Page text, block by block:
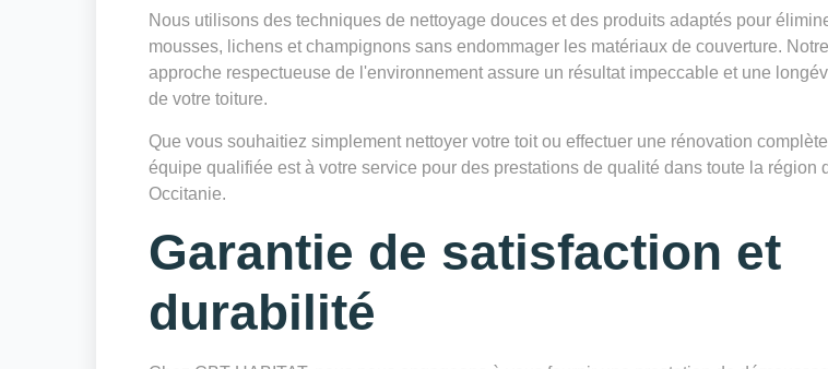
Nous utilisons des techniques de nettoyage douces et des produits adaptés pour
mousses, lichens et champignons sans endommager les matériaux de couverture. Notre
approche respectueuse de l'environnement assure un résultat impeccable et une
de votre toiture.
Que vous souhaitiez simplement nettoyer votre toit ou effectuer une rénovation
équipe qualifiée est à votre service pour des prestations de qualité dans toute la région
Occitanie.
Garantie de satisfaction et
durabilité